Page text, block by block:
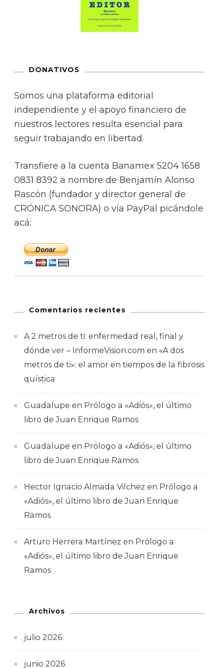
DONATIVOS
Somos una plataforma editorial
independiente y el apoyo financiero de
nuestros lectores resulta esencial para
seguir trabajando en libertad.
Transfiere a la cuenta Banamex 5204 1658
0831 8392 a nombre de Benjamín Alonso
Rascón (fundador y director general de
CRÓNICA SONORA) o vía PayPal picándole
acá:
Comentarios recientes
A 2 metros de ti: enfermedad real, final y
dónde ver – InformeVision.com en «A dos
metros de ti»: el amor en tiempos de la fibrosis
quística
Guadalupe en Prólogo a «Adiós», el último
libro de Juan Enrique Ramos
Guadalupe en Prólogo a «Adiós», el último
libro de Juan Enrique Ramos
Hector Ignacio Almada Vilchez en Prólogo a
«Adiós», el último libro de Juan Enrique
Ramos
Arturo Herrera Martínez en Prólogo a
«Adiós», el último libro de Juan Enrique
Ramos
Archivos
julio 2026
junio 2026